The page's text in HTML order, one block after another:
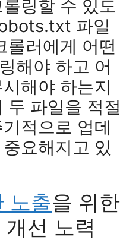
링할 수 있도
파일
롤러에게 어떤
해야 하고 어
해야 하는지
두 파일을 적절
적으로 업데
요해지고 있
노출을 위한
선 노력